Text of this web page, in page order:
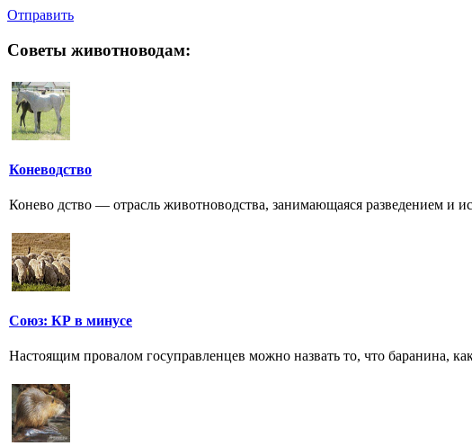
Отправить
Советы животноводам:
Коневодство
Конево дство — отрасль животноводства, занимающаяся разведением и
Союз: КР в минусе
Настоящим провалом госуправленцев можно назвать то, что баранина,